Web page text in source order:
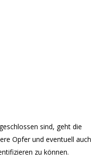
sind, geht die
Opfer und eventuell auch
zu können.